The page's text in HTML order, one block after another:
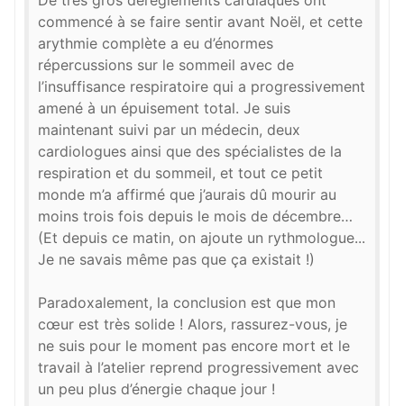
commencé à se faire sentir avant Noël, et cette
arythmie complète a eu d’énormes
répercussions sur le sommeil avec de
l’insuffisance respiratoire qui a progressivement
amené à un épuisement total. Je suis
maintenant suivi par un médecin, deux
cardiologues ainsi que des spécialistes de la
respiration et du sommeil, et tout ce petit
monde m’a affirmé que j’aurais dû mourir au
moins trois fois depuis le mois de décembre…
(Et depuis ce matin, on ajoute un rythmologue...
Je ne savais même pas que ça existait !)
Paradoxalement, la conclusion est que mon
cœur est très solide ! Alors, rassurez-vous, je
ne suis pour le moment pas encore mort et le
travail à l’atelier reprend progressivement avec
un peu plus d’énergie chaque jour !